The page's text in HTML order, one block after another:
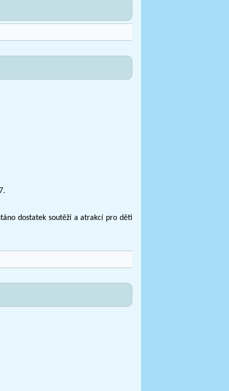
dostatek soutěží a atrakcí pro děti